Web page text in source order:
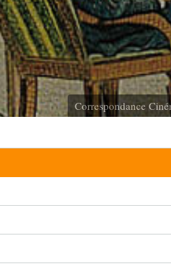
Correspondance